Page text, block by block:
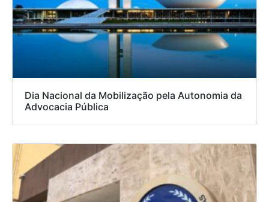
Dia Nacional da Mobilização pela Autonomia da
Advocacia Pública